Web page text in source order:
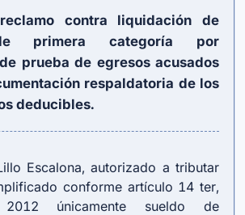
contra liquidación de
primera categoría por
prueba de egresos acusados
respaldatoria de los
deducibles.
Escalona, autorizado a tributar
conforme artículo 14 ter,
únicamente sueldo de